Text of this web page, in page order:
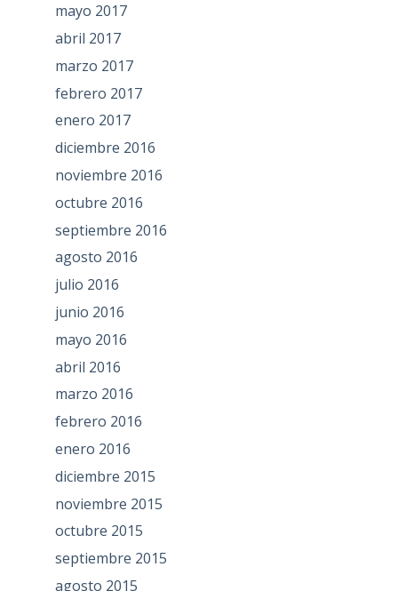
mayo 2017
abril 2017
marzo 2017
febrero 2017
enero 2017
diciembre 2016
noviembre 2016
octubre 2016
septiembre 2016
agosto 2016
julio 2016
junio 2016
mayo 2016
abril 2016
marzo 2016
febrero 2016
enero 2016
diciembre 2015
noviembre 2015
octubre 2015
septiembre 2015
agosto 2015